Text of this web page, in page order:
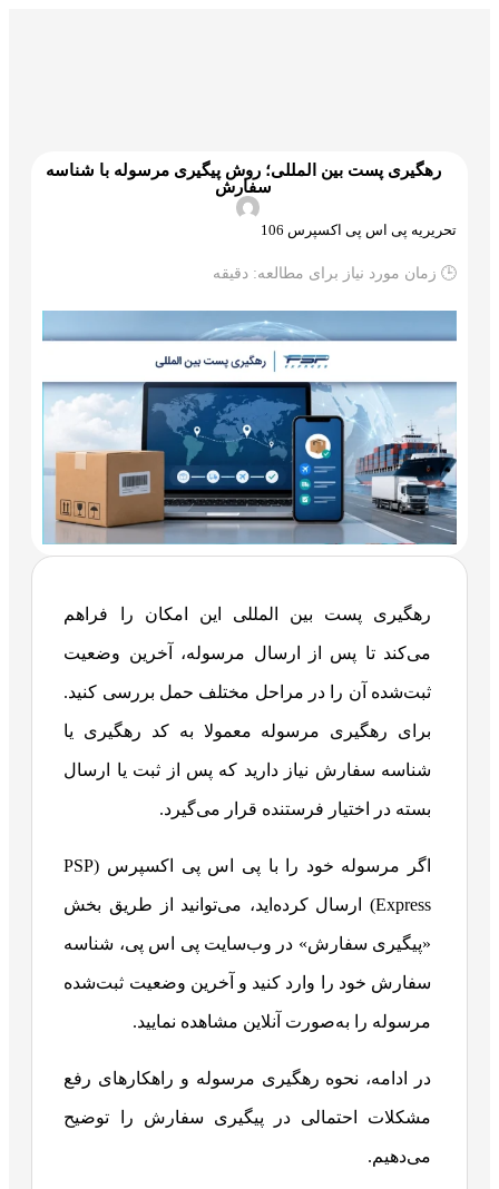
رهگیری پست بین المللی؛ روش پیگیری مرسوله با شناسه
سفارش
تحریریه پی اس پی اکسپرس 106
🕒 زمان مورد نیاز برای مطالعه: دقیقه
رهگیری پست بین‌ المللی این امکان را فراهم
می‌کند تا پس از ارسال مرسوله، آخرین وضعیت
ثبت‌شده آن را در مراحل مختلف حمل بررسی کنید.
برای رهگیری مرسوله معمولا به کد رهگیری یا
شناسه سفارش نیاز دارید که پس از ثبت یا ارسال
بسته در اختیار فرستنده قرار می‌گیرد.
اگر مرسوله خود را با پی‌ اس‌ پی اکسپرس (PSP
Express) ارسال کرده‌اید، می‌توانید از طریق بخش
«پیگیری سفارش» در وب‌سایت پی‌ اس‌ پی، شناسه
سفارش خود را وارد کنید و آخرین وضعیت ثبت‌شده
مرسوله را به‌صورت آنلاین مشاهده نمایید.
در ادامه، نحوه رهگیری مرسوله و راهکارهای رفع
مشکلات احتمالی در پیگیری سفارش را توضیح
می‌دهیم.